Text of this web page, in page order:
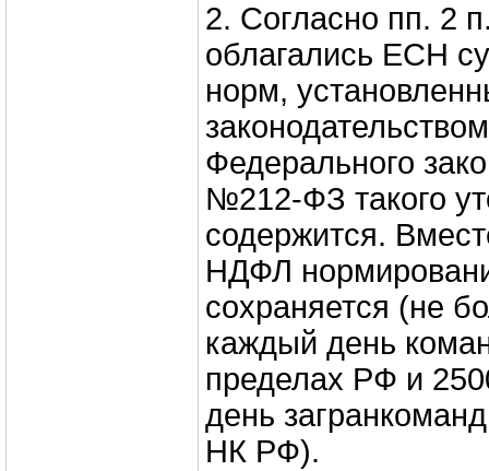
2. Согласно пп. 2
облагались ЕСН
норм,
Федерального
№212‑ФЗ такого
содержится.
НДФЛ
сохраняется (не
каждый день
пределах РФ и
день
НК РФ).